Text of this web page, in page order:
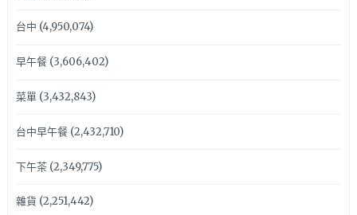
台中 (4,950,074)
早午餐(3,606,402)
菜單(3,432,843)
台中早午餐(2,432,710)
下午茶(2,349,775)
雜貨 (2,251,442)